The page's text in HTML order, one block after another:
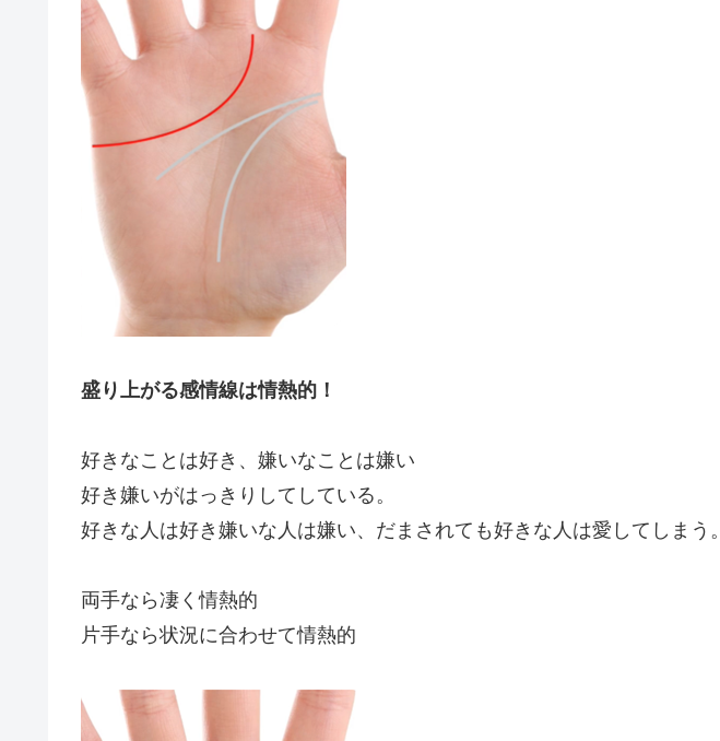
盛り上がる感情線は情熱的！
好きなことは好き、嫌いなことは嫌い
好き嫌いがはっきりしてしている。
好きな人は好き嫌いな人は嫌い、だまされても好きな人は愛してしまう。
両手なら凄く情熱的
片手なら状況に合わせて情熱的